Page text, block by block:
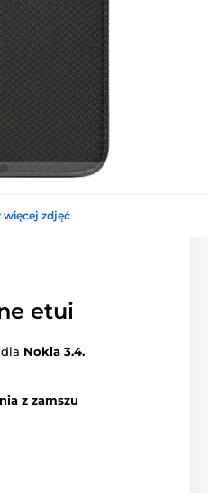
więcej zdjęć
etui
Nokia 3.4.
z zamszu